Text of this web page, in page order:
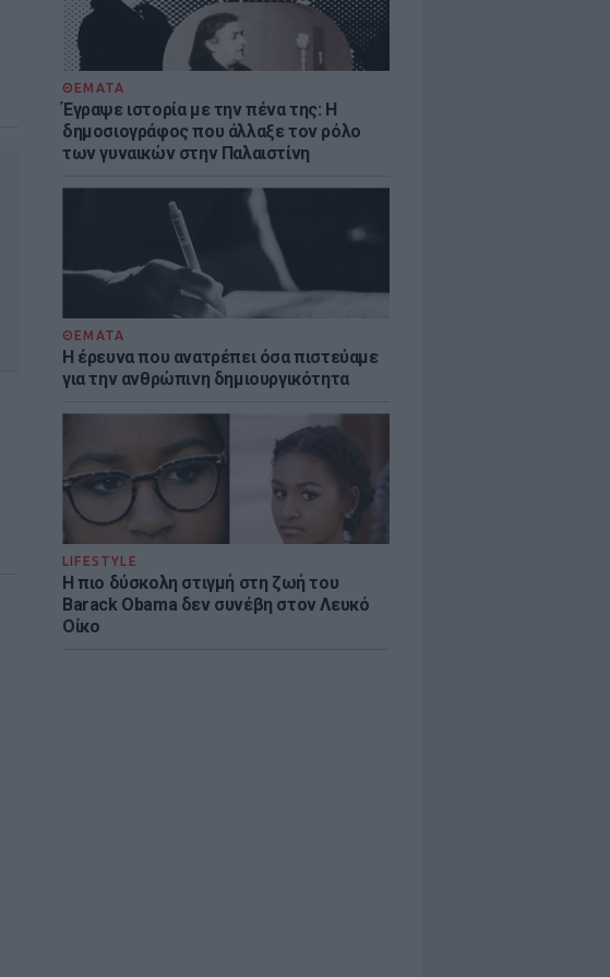
ΘΕΜΑΤΑ
Έγραψε ιστορία με την πένα της: Η
δημοσιογράφος που άλλαξε τον ρόλο
των γυναικών στην Παλαιστίνη
ΘΕΜΑΤΑ
Η έρευνα που ανατρέπει όσα πιστεύαμε
για την ανθρώπινη δημιουργικότητα
LIFESTYLE
Η πιο δύσκολη στιγμή στη ζωή του
Barack Obama δεν συνέβη στον Λευκό
Οίκο